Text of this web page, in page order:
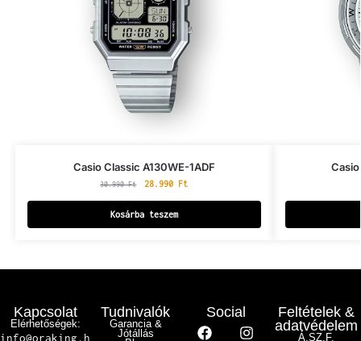
Casio Classic A130WE-1ADF
30.990Ft 28.990 Ft
Kosárba teszem
Kapcsolat
Elérhetőségek:
info@oraking.h
Tudnivalók
Garancia &
Jótállás
Social
Feltételek &
adatvédelem
Á.SZ.F.